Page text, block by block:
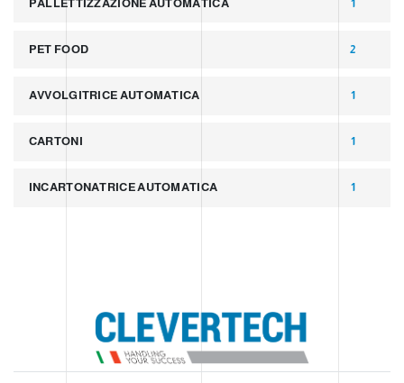
PALLETTIZZAZIONE AUTOMATICA 1
PET FOOD 2
AVVOLGITRICE AUTOMATICA 1
CARTONI 1
INCARTONATRICE AUTOMATICA 1